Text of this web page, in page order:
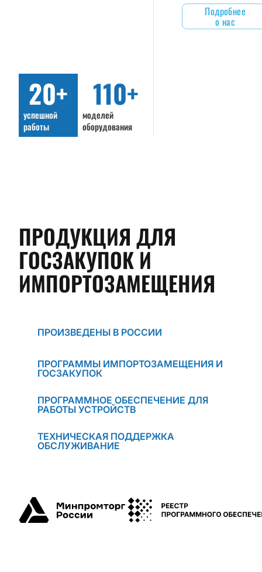
Подробнее
о нас
20+
успешной
работы
110+
моделей
оборудования
ПРОДУКЦИЯ ДЛЯ
ГОСЗАКУПОК И
ИМПОРТОЗАМЕЩЕНИЯ
ПРОИЗВЕДЕНЫ В РОССИИ
ПРОГРАММЫ ИМПОРТОЗАМЕЩЕНИЯ И
ГОСЗАКУПОК
ПРОГРАММНОЕ ОБЕСПЕЧЕНИЕ ДЛЯ
РАБОТЫ УСТРОЙСТВ
ТЕХНИЧЕСКАЯ ПОДДЕРЖКА
ОБСЛУЖИВАНИЕ